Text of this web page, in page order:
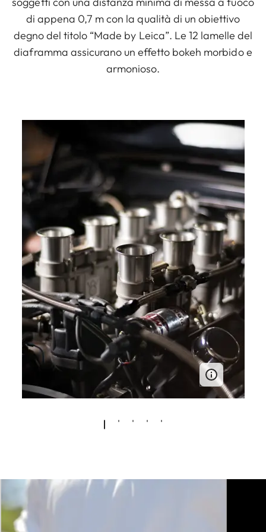
di appena 0,7 m con la qualità di un obiettivo
degno del titolo “Made by Leica”. Le 12 lamelle del
diaframma assicurano un effetto bokeh morbido e
armonioso.